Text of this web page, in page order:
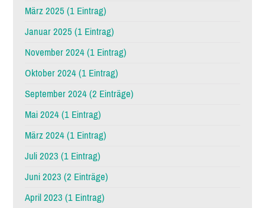
März 2025 (1 Eintrag)
Januar 2025 (1 Eintrag)
November 2024 (1 Eintrag)
Oktober 2024 (1 Eintrag)
September 2024 (2 Einträge)
Mai 2024 (1 Eintrag)
März 2024 (1 Eintrag)
Juli 2023 (1 Eintrag)
Juni 2023 (2 Einträge)
April 2023 (1 Eintrag)